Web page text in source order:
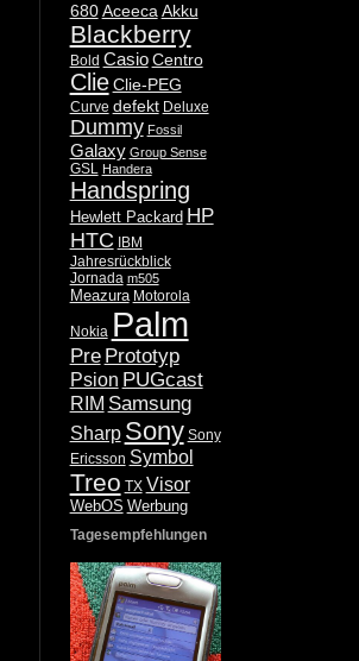
680 Aceeca Akku
Blackberry
Bold Casio Centro
Clie Clie-PEG
Curve defekt Deluxe
Dummy Fossil
Galaxy Group Sense
GSL Handera
Handspring
Hewlett Packard HP
HTC
IBM
Jahresrückblick
Jornada m505
Meazura Motorola
Nokia Palm
Pre Prototyp
Psion PUGcast
RIM Samsung
Sharp Sony Sony
Ericsson Symbol
Treo TX Visor
WebOS Werbung
Tagesempfehlungen